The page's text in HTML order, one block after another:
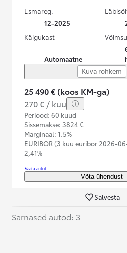
Esmareg.
12-2025
Käigukast
Automaatne
Kuva rohkem
25 490 € (koos KM-ga)
270 € / kuu
Periood: 60 kuud
Sissemakse: 3824 €
Marginaal: 1.5%
EURIBOR (3 kuu euribor 2026-
2,41%
Vaata autot
Võta ühendust
Salvesta
Sarnased autod: 3